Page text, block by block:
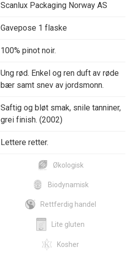
Scanlux Packaging Norway AS
Gavepose 1 flaske
100% pinot noir.
Ung rød. Enkel og ren duft av røde
bær samt snev av jordsmonn.
Saftig og bløt smak, snile tanniner,
grei finish. (2002)
Lettere retter.
Økologisk
Biodynamisk
Rettferdig handel
Lite gluten
Kosher